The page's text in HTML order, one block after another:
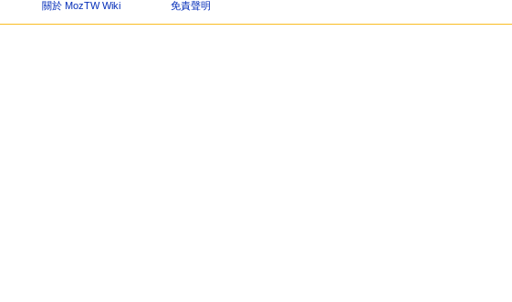
關於 MozTW Wiki 免責聲明